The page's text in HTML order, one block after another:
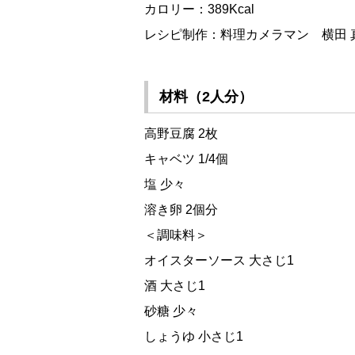
カロリー：389Kcal
レシピ制作：料理カメラマン 横田
材料（2人分）
高野豆腐 2枚
キャベツ 1/4個
塩 少々
溶き卵 2個分
＜調味料＞
オイスターソース 大さじ1
酒 大さじ1
砂糖 少々
しょうゆ 小さじ1